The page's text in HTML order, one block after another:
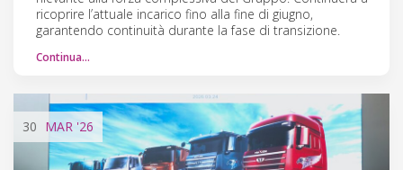
ricoprire l’attuale incarico fino alla fine di giugno,
garantendo continuità durante la fase di transizione.
Continua…
30 MAR '26